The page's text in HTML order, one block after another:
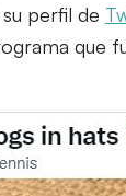
perfil de
que